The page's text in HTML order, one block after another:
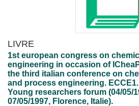
LIVRE
1st european congress on
engineering in occasion of
the third italian conference on
and process engineering. ECCE1.
Young researchers forum (04/05/
07/05/1997, Florence, Italie).